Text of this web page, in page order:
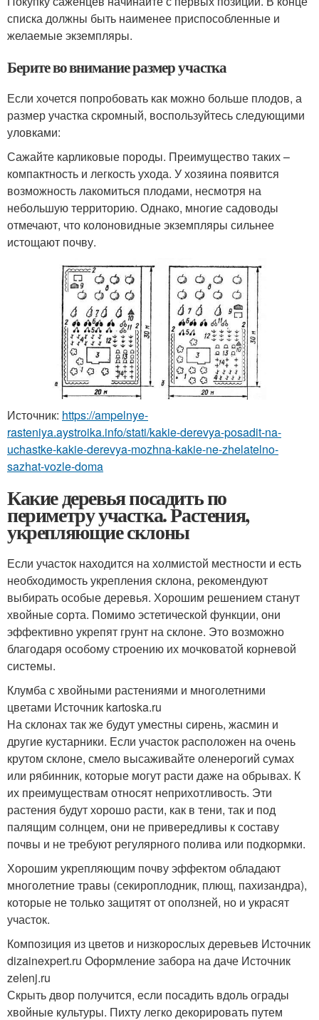
списка должны быть наименее приспособленные и
желаемые экземпляры.
Берите во внимание размер участка
Если хочется попробовать как можно больше плодов, а
размер участка скромный, воспользуйтесь следующими
уловками:
Сажайте карликовые породы. Преимущество таких –
компактность и легкость ухода. У хозяина появится
возможность лакомиться плодами, несмотря на
небольшую территорию. Однако, многие садоводы
отмечают, что колоновидные экземпляры сильнее
истощают почву.
Источник: https://ampelnye-
rasteniya.aystroika.info/stati/kakie-derevya-posadit-na-
uchastke-kakie-derevya-mozhna-kakie-ne-zhelatelno-
sazhat-vozle-doma
Какие деревья посадить по
периметру участка. Растения,
укрепляющие склоны
Если участок находится на холмистой местности и есть
необходимость укрепления склона, рекомендуют
выбирать особые деревья. Хорошим решением станут
хвойные сорта. Помимо эстетической функции, они
эффективно укрепят грунт на склоне. Это возможно
благодаря особому строению их мочковатой корневой
системы.
Клумба с хвойными растениями и многолетними
цветами Источник kartoska.ru
На склонах так же будут уместны сирень, жасмин и
другие кустарники. Если участок расположен на очень
крутом склоне, смело высаживайте оленерогий сумах
или рябинник, которые могут расти даже на обрывах. К
их преимуществам относят неприхотливость. Эти
растения будут хорошо расти, как в тени, так и под
палящим солнцем, они не привередливы к составу
почвы и не требуют регулярного полива или подкормки.
Хорошим укрепляющим почву эффектом обладают
многолетние травы (секироплодник, плющ, пахизандра),
которые не только защитят от оползней, но и украсят
участок.
Композиция из цветов и низкорослых деревьев Источник
dizainexpert.ru Оформление забора на даче Источник
zelenj.ru
Скрыть двор получится, если посадить вдоль ограды
хвойные культуры. Пихту легко декорировать путем